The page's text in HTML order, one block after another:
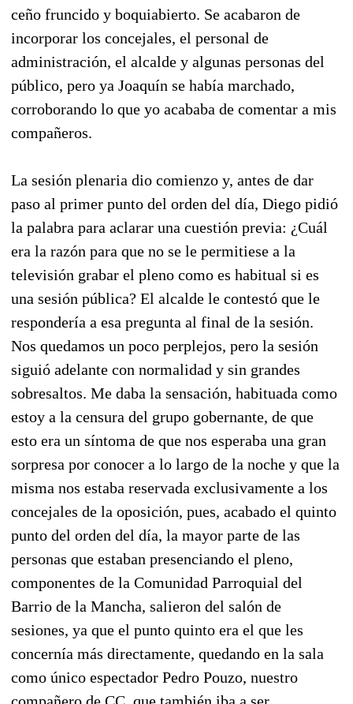
ceño fruncido y boquiabierto. Se acabaron de
incorporar los concejales, el personal de
administración, el alcalde y algunas personas del
público, pero ya Joaquín se había marchado,
corroborando lo que yo acababa de comentar a mis
compañeros.
La sesión plenaria dio comienzo y, antes de dar
paso al primer punto del orden del día, Diego pidió
la palabra para aclarar una cuestión previa: ¿Cuál
era la razón para que no se le permitiese a la
televisión grabar el pleno como es habitual si es
una sesión pública? El alcalde le contestó que le
respondería a esa pregunta al final de la sesión.
Nos quedamos un poco perplejos, pero la sesión
siguió adelante con normalidad y sin grandes
sobresaltos. Me daba la sensación, habituada como
estoy a la censura del grupo gobernante, de que
esto era un síntoma de que nos esperaba una gran
sorpresa por conocer a lo largo de la noche y que la
misma nos estaba reservada exclusivamente a los
concejales de la oposición, pues, acabado el quinto
punto del orden del día, la mayor parte de las
personas que estaban presenciando el pleno,
componentes de la Comunidad Parroquial del
Barrio de la Mancha, salieron del salón de
sesiones, ya que el punto quinto era el que les
concernía más directamente, quedando en la sala
como único espectador Pedro Pouzo, nuestro